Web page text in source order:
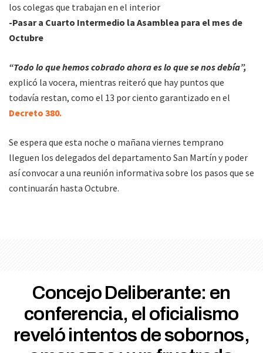
los colegas que trabajan en el interior
-Pasar a Cuarto Intermedio la Asamblea para el mes de
Octubre
“Todo lo que hemos cobrado ahora es lo que se nos debía”,
explicó la vocera, mientras reiteró que hay puntos que
todavía restan, como el 13 por ciento garantizado en el
Decreto 380.
Se espera que esta noche o mañana viernes temprano
lleguen los delegados del departamento San Martín y poder
así convocar a una reunión informativa sobre los pasos que se
continuarán hasta Octubre.
Concejo Deliberante: en
conferencia, el oficialismo
reveló intentos de sobornos,